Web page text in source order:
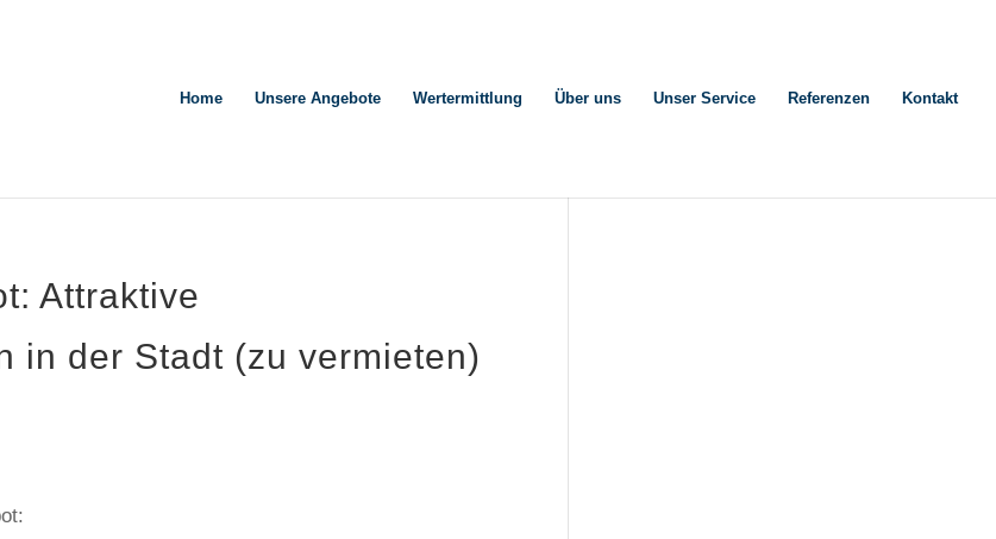
Home Unsere Angebote Wertermittlung Über uns Unser Service Referenzen Kontakt
Attraktive
in der Stadt (zu vermieten)